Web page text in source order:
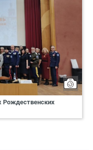
Рождественских